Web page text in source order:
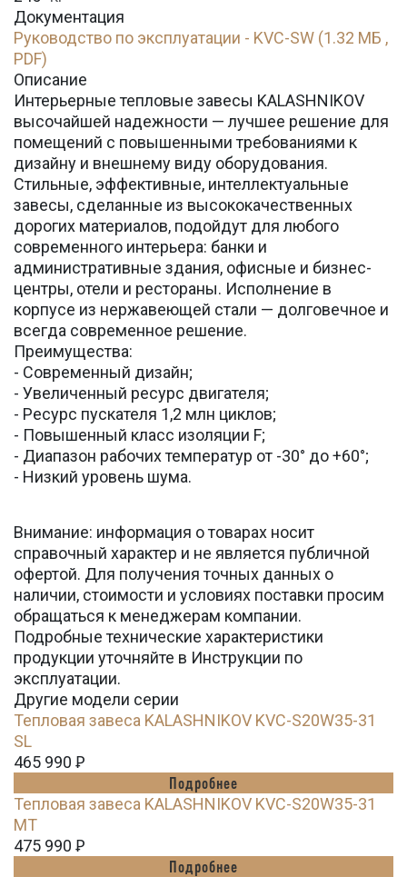
Документация
Руководство по эксплуатации - KVC-SW (1.32 МБ ,
PDF)
Описание
Интерьерные тепловые завесы KALASHNIKOV
высочайшей надежности — лучшее решение для
помещений с повышенными требованиями к
дизайну и внешнему виду оборудования.
Стильные, эффективные, интеллектуальные
завесы, сделанные из высококачественных
дорогих материалов, подойдут для любого
современного интерьера: банки и
административные здания, офисные и бизнес-
центры, отели и рестораны. Исполнение в
корпусе из нержавеющей стали — долговечное и
всегда современное решение.
Преимущества:
- Современный дизайн;
- Увеличенный ресурс двигателя;
- Ресурс пускателя 1,2 млн циклов;
- Повышенный класс изоляции F;
- Диапазон рабочих температур от -30° до +60°;
- Низкий уровень шума.
Внимание: информация о товарах носит
справочный характер и не является публичной
офертой. Для получения точных данных о
наличии, стоимости и условиях поставки просим
обращаться к менеджерам компании.
Подробные технические характеристики
продукции уточняйте в Инструкции по
эксплуатации.
Другие модели серии
Тепловая завеса KALASHNIKOV KVC-S20W35-31
SL
465 990 Ꝑ
Подробнее
Тепловая завеса KALASHNIKOV KVC-S20W35-31
MT
475 990 Ꝑ
Подробнее